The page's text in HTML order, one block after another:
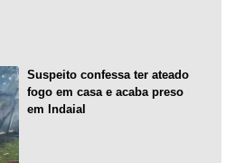
Suspeito confessa ter ateado
fogo em casa e acaba preso
em Indaial